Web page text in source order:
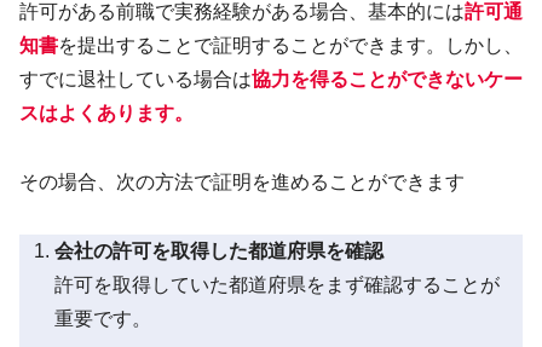
許可がある前職で実務経験がある場合、基本的には許可通
知書を提出することで証明することができます。しかし、
すでに退社している場合は協力を得ることができないケー
スはよくあります。
その場合、次の方法で証明を進めることができます
会社の許可を取得した都道府県を確認
許可を取得していた都道府県をまず確認することが
重要です。